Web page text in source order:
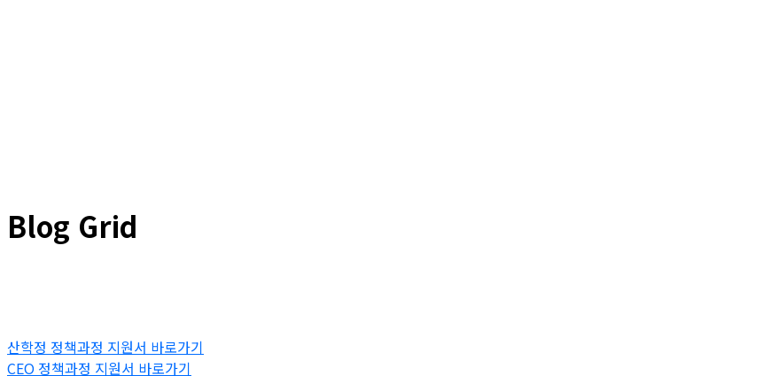
Blog Grid
산학정 정책과정 지원서 바로가기
CEO 정책과정 지원서 바로가기